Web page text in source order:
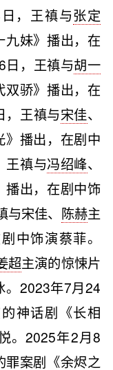
，王禛与张定
九妹》播出，在
日，王禛与胡一
双骄》播出，在
，王禛与宋佳、
》播出，在剧中
王禛与冯绍峰、
播出，在剧中饰
宋佳、 陈赫主
中饰演蔡菲。
超主演的惊悚片
。2023年7月24
神话剧《长相
。2025年2月8
罪案剧《余烬之